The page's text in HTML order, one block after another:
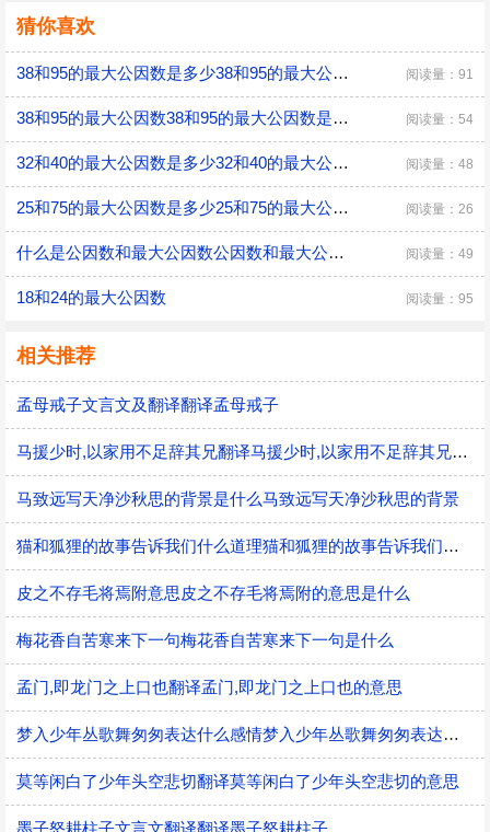
猜你喜欢
38和95的最大公因数是多少38和95的最大公因数是几 阅读量：91
38和95的最大公因数38和95的最大公因数是什么 阅读量：54
32和40的最大公因数是多少32和40的最大公因数是几 阅读量：48
25和75的最大公因数是多少25和75的最大公因数是几 阅读量：26
什么是公因数和最大公因数公因数和最大公因数是什么 阅读量：49
18和24的最大公因数 阅读量：95
相关推荐
孟母戒子文言文及翻译翻译孟母戒子
马援少时,以家用不足辞其兄翻译马援少时,以家用不足辞其兄的意思
马致远写天净沙秋思的背景是什么马致远写天净沙秋思的背景
猫和狐狸的故事告诉我们什么道理猫和狐狸的故事告诉我们的道理
皮之不存毛将焉附意思皮之不存毛将焉附的意思是什么
梅花香自苦寒来下一句梅花香自苦寒来下一句是什么
孟门,即龙门之上口也翻译孟门,即龙门之上口也的意思
梦入少年丛歌舞匆匆表达什么感情梦入少年丛歌舞匆匆表达的感情
莫等闲白了少年头空悲切翻译莫等闲白了少年头空悲切的意思
墨子怒耕柱子文言文翻译翻译墨子怒耕柱子